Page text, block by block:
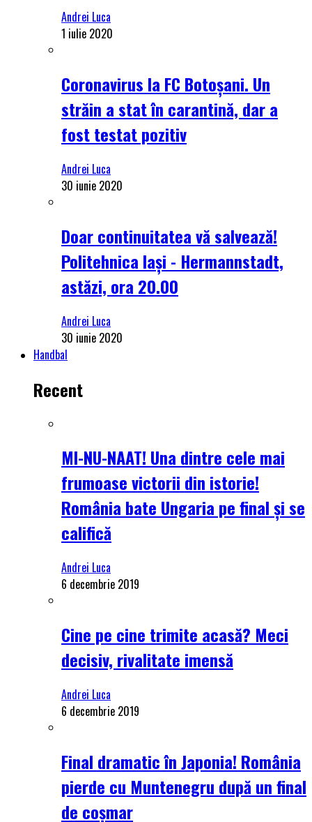
Andrei Luca
1 iulie 2020
Coronavirus la FC Botoșani. Un
străin a stat în carantină, dar a
fost testat pozitiv
Andrei Luca
30 iunie 2020
Doar continuitatea vă salvează!
Politehnica Iași - Hermannstadt,
astăzi, ora 20.00
Andrei Luca
30 iunie 2020
Handbal
Recent
MI-NU-NAAT! Una dintre cele mai
frumoase victorii din istorie!
România bate Ungaria pe final și se
califică
Andrei Luca
6 decembrie 2019
Cine pe cine trimite acasă? Meci
decisiv, rivalitate imensă
Andrei Luca
6 decembrie 2019
Final dramatic în Japonia! România
pierde cu Muntenegru după un final
de coșmar